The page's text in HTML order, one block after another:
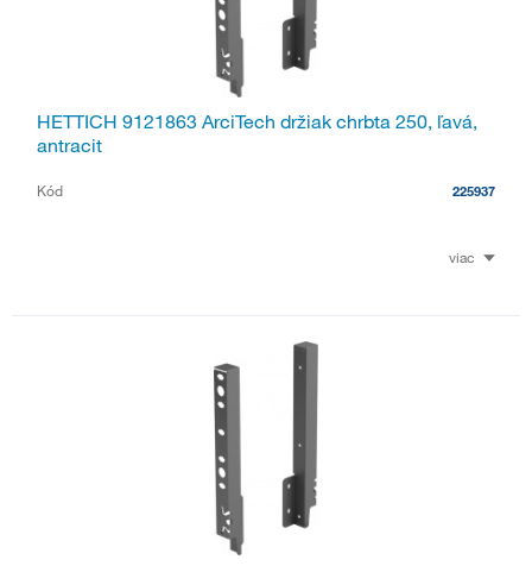
HETTICH 9121863 ArciTech držiak chrbta 250, ľavá,
antracit
Kód 225937
viac